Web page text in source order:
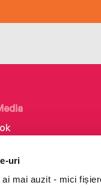
uri
mai auzit - mici